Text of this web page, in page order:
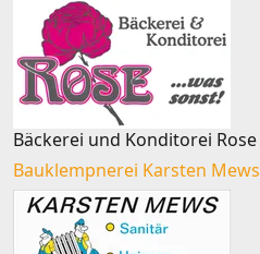
Bäckerei und Konditorei Rose
Bauklempnerei Karsten Mews